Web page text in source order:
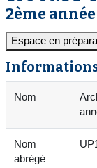
2ème
Espace en
Informations
Nom
Nom
abrégé